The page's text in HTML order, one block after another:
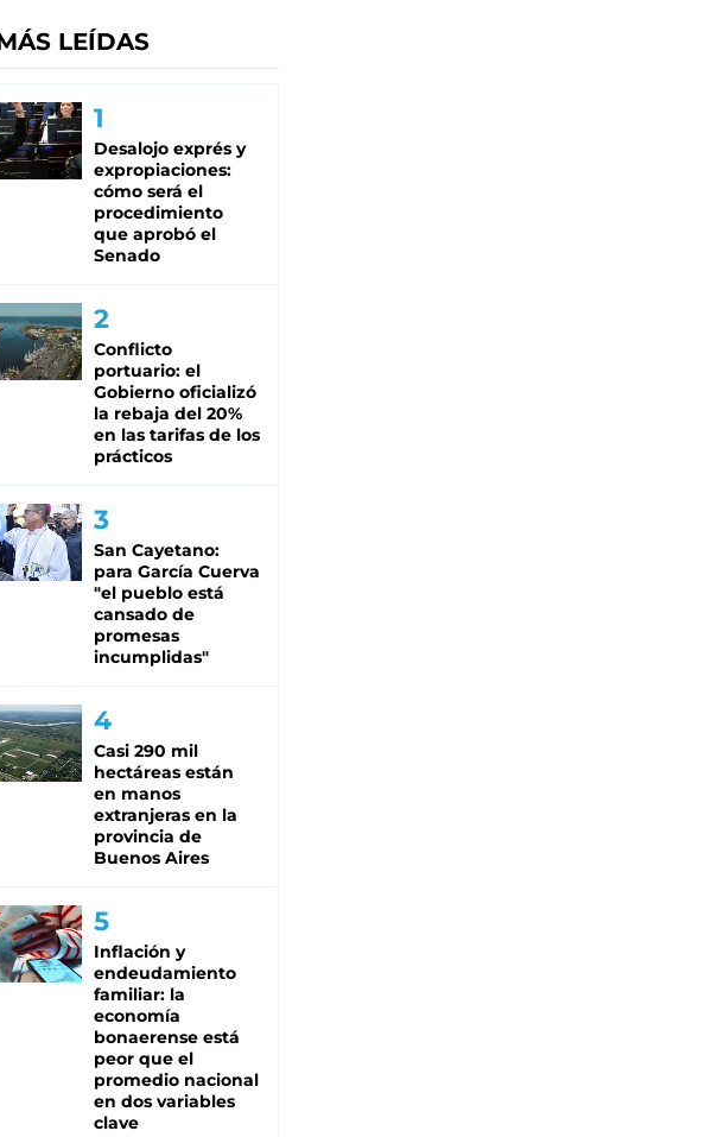
LEÍDAS
Desalojo exprés y
expropiaciones:
cómo será el
procedimiento
que aprobó el
Senado
Conflicto
portuario: el
Gobierno oficializó
la rebaja del 20%
en las tarifas de los
prácticos
San Cayetano:
para García Cuerva
"el pueblo está
cansado de
promesas
incumplidas"
Casi 290 mil
hectáreas están
en manos
extranjeras en la
provincia de
Buenos Aires
Inflación y
endeudamiento
familiar: la
economía
bonaerense está
peor que el
promedio nacional
en dos variables
clave